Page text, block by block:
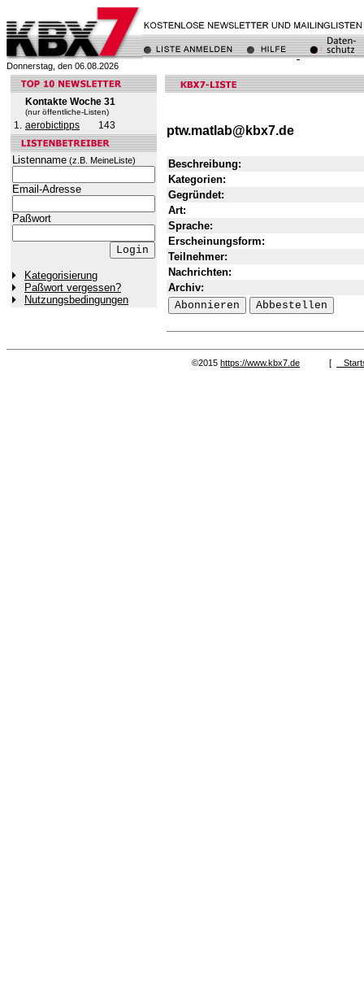
Donnerstag, den 06.08.2026
Kontakte Woche 31
(nur öffentliche-Listen)
1. aerobictipps 143
Listenname (z.B. MeineListe)
Email-Adresse
Paßwort
Kategorisierung
Paßwort vergessen?
Nutzungsbedingungen
ptw.matlab@kbx7.de
Beschreibung:
Kategorien:
Gegründet:
Art:
Sprache:
Erscheinungsform:
Teilnehmer:
Nachrichten:
Archiv:
©2015 https://www.kbx7.de [